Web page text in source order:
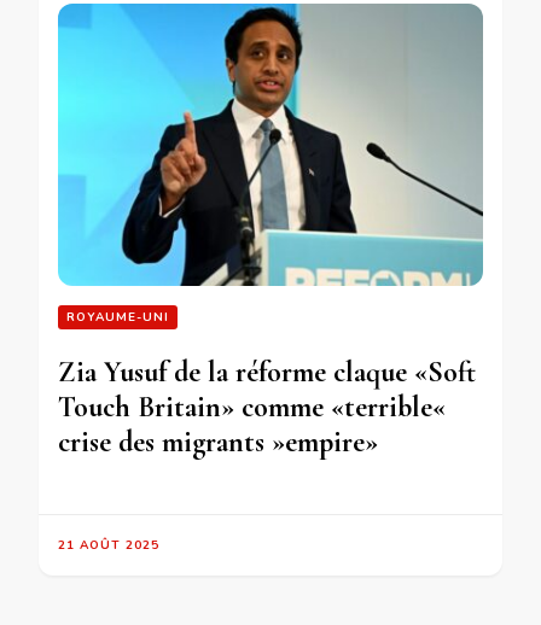
ROYAUME-UNI
Zia Yusuf de la réforme claque «Soft
Touch Britain» comme «terrible«
crise des migrants »empire»
21 AOÛT 2025